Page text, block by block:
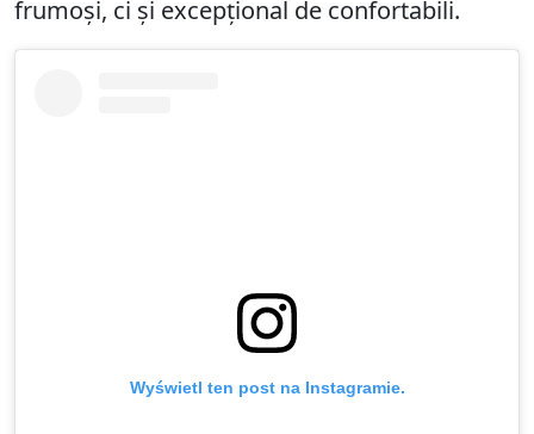
frumoși, ci și excepțional de confortabili.
Wyświetl ten post na Instagramie.